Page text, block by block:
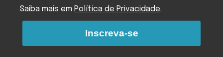
Saiba mais em Política de Privacidade.
Inscreva-se